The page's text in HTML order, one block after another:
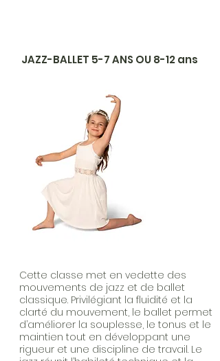
JAZZ-BALLET 5-7 ANS OU 8-12 ans
Cette classe met en vedette des
mouvements de jazz et de ballet
classique. Privilégiant la fluidité et la
clarté du mouvement, le ballet permet
d’améliorer la souplesse, le tonus et le
maintien tout en développant une
rigueur et une discipline de travail. Le